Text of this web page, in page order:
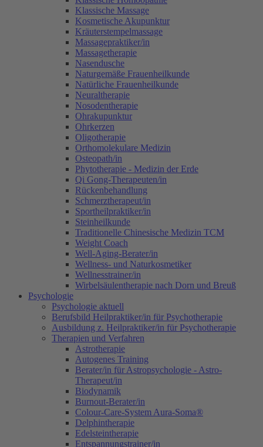
Klassische Massage
Kosmetische Akupunktur
Kräuterstempelmassage
Massagepraktiker/in
Massagetherapie
Nasendusche
Naturgemäße Frauenheilkunde
Natürliche Frauenheilkunde
Neuraltherapie
Nosodentherapie
Ohrakupunktur
Ohrkerzen
Oligotherapie
Orthomolekulare Medizin
Osteopath/in
Phytotherapie - Medizin der Erde
Qi Gong-Therapeuten/in
Rückenbehandlung
Schmerztherapeut/in
Sportheilpraktiker/in
Steinheilkunde
Traditionelle Chinesische Medizin TCM
Weight Coach
Well-Aging-Berater/in
Wellness- und Naturkosmetiker
Wellnesstrainer/in
Wirbelsäulentherapie nach Dorn und Breuß
Psychologie
Psychologie aktuell
Berufsbild Heilpraktiker/in für Psychotherapie
Ausbildung z. Heilpraktiker/in für Psychotherapie
Therapien und Verfahren
Astrotherapie
Autogenes Training
Berater/in für Astropsychologie - Astro-
Therapeut/in
Biodynamik
Burnout-Berater/in
Colour-Care-System Aura-Soma®
Delphintherapie
Edelsteintherapie
Entspannungstrainer/in